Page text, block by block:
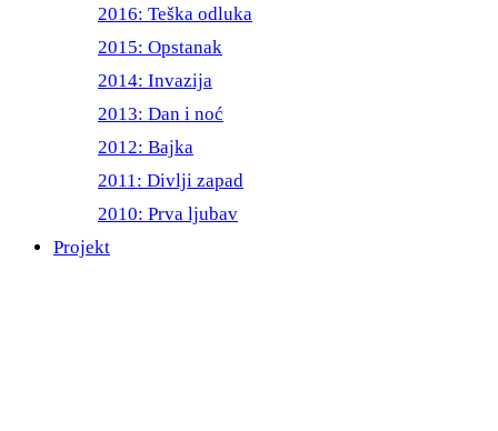
2016: Teška odluka
2015: Opstanak
2014: Invazija
2013: Dan i noć
2012: Bajka
2011: Divlji zapad
2010: Prva ljubav
Projekt